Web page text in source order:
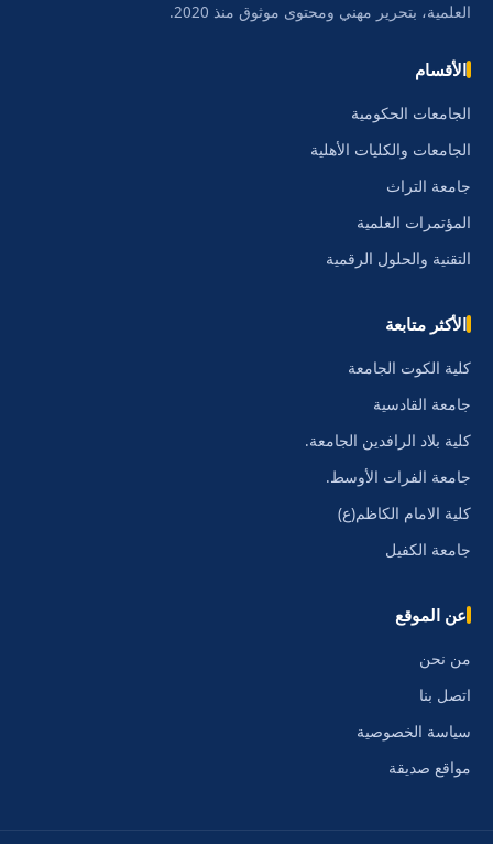
العلمية، بتحرير مهني ومحتوى موثوق منذ 2020.
الأقسام
الجامعات الحكومية
الجامعات والكليات الأهلية
جامعة التراث
المؤتمرات العلمية
التقنية والحلول الرقمية
الأكثر متابعة
كلية الكوت الجامعة
جامعة القادسية
كلية بلاد الرافدين الجامعة.
جامعة الفرات الأوسط.
كلية الامام الكاظم(ع)
جامعة الكفيل
عن الموقع
من نحن
اتصل بنا
سياسة الخصوصية
مواقع صديقة